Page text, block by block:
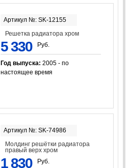
Артикул №: SK-12155
Решетка радиатора хром
5 330 Руб.
Год выпуска: 2005 - по
настоящее время
Артикул №: SK-74986
Молдинг решётки радиатора
правый верх хром
1 830 Руб.